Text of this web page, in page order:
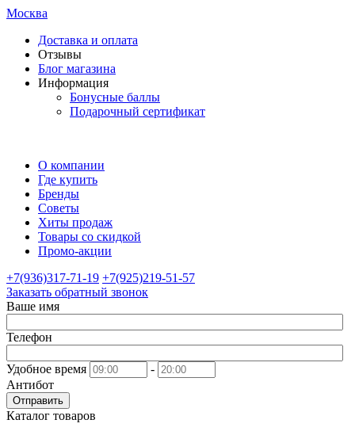
Москва
Доставка и оплата
Отзывы
Блог магазина
Информация
Бонусные баллы
Подарочный сертификат
О компании
Где купить
Бренды
Советы
Хиты продаж
Товары со скидкой
Промо-акции
+7(936)317-71-19 +7(925)219-51-57
Заказать обратный звонок
Ваше имя
Телефон
Удобное время
-
Антибот
Отправить
Каталог товаров